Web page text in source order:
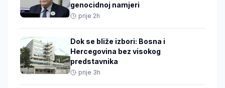
genocidnoj namjeri
prije 2h
Dok se bliže izbori: Bosna i
Hercegovina bez visokog
predstavnika
prije 3h